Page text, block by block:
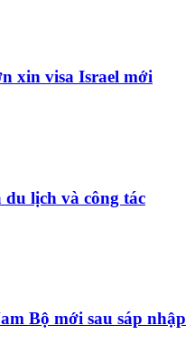
xin visa Israel mới
lịch và công tác
Bộ mới sau sáp nhập